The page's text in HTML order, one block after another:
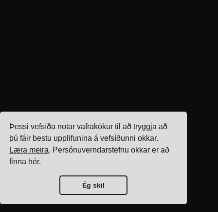
Þessi vefsíða notar vafrakökur til að tryggja að
þú fáir bestu upplifunina á vefsíðunni okkar.
Læra meira. Persónuverndarstefnu okkar er að
finna hér.
Ég skil